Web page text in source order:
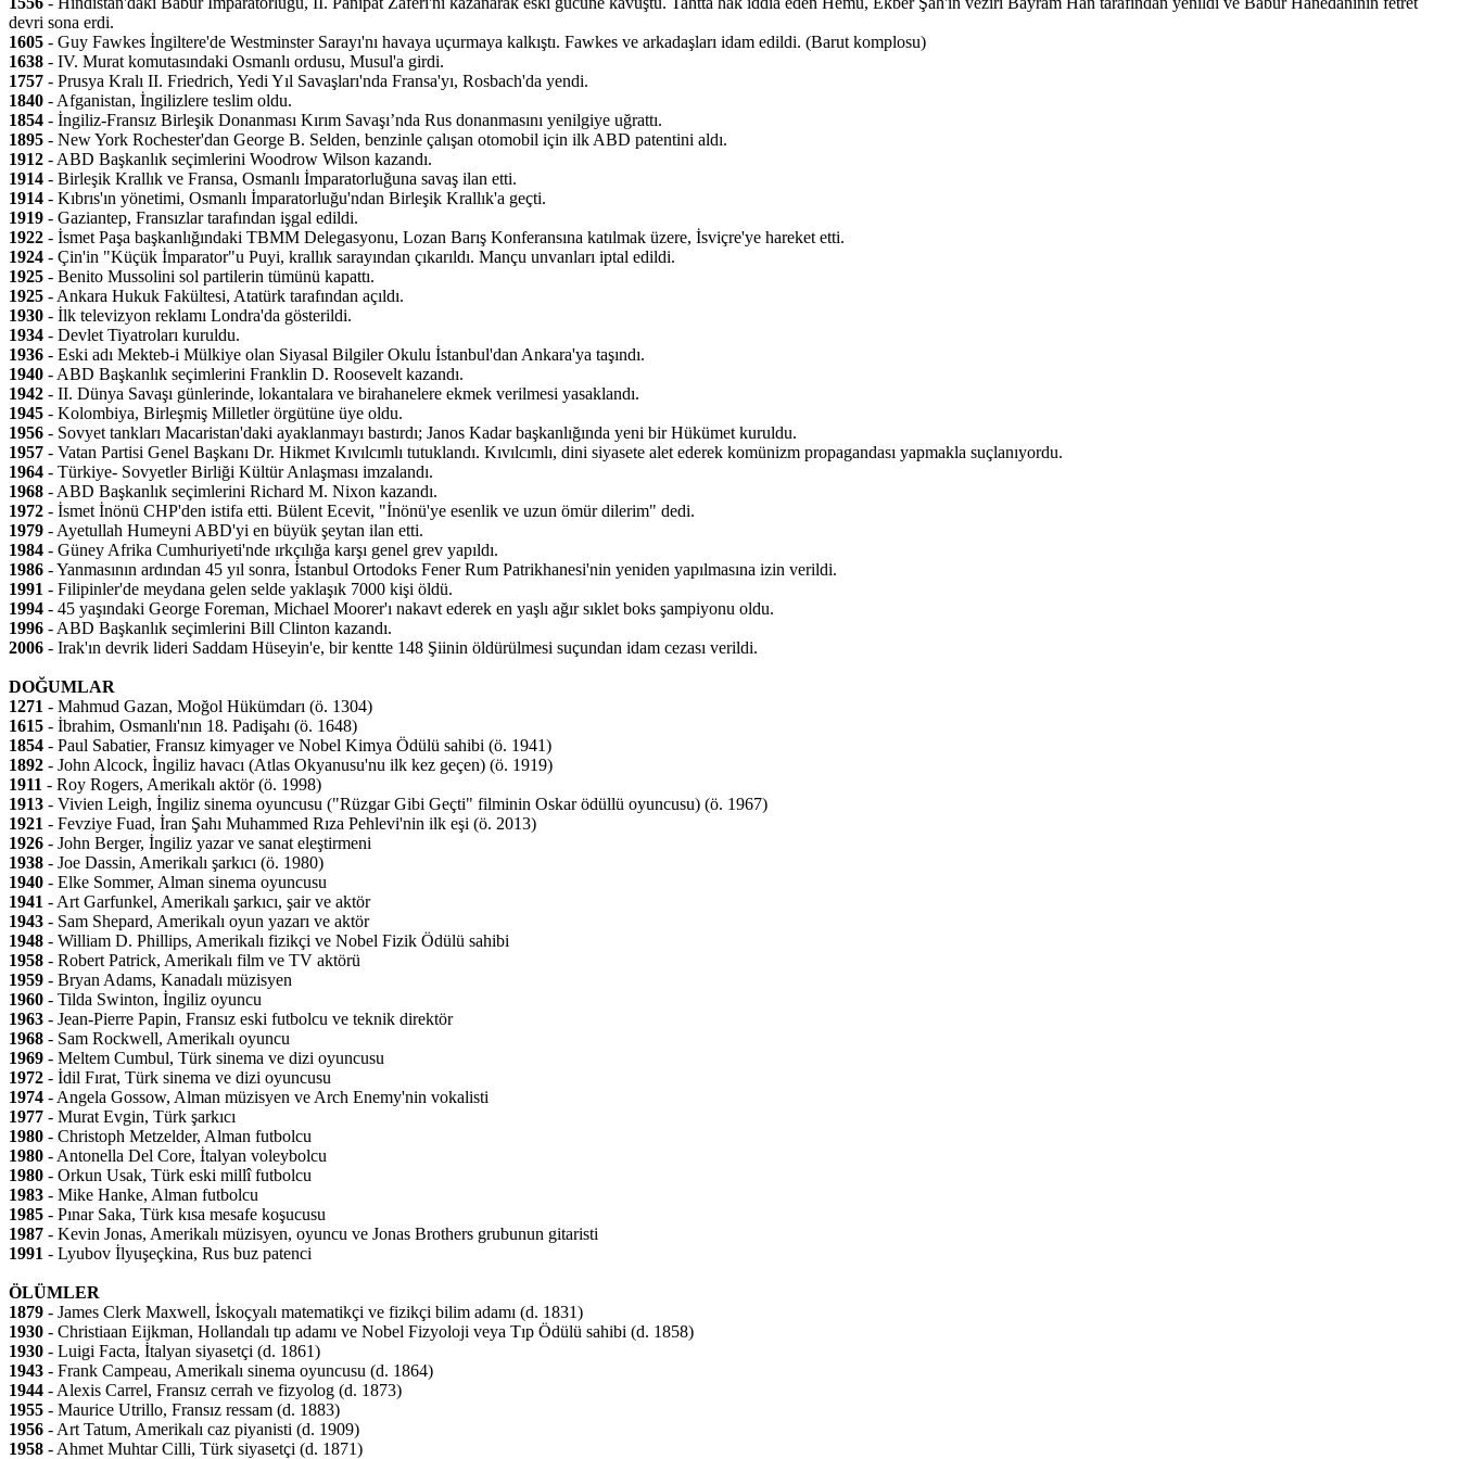
devri sona erdi.
1605 - Guy Fawkes İngiltere'de Westminster Sarayı'nı havaya uçurmaya kalkıştı. Fawkes ve arkadaşları idam edildi. (Barut komplosu)
1638 - IV. Murat komutasındaki Osmanlı ordusu, Musul'a girdi.
1757 - Prusya Kralı II. Friedrich, Yedi Yıl Savaşları'nda Fransa'yı, Rosbach'da yendi.
1840 - Afganistan, İngilizlere teslim oldu.
1854 - İngiliz-Fransız Birleşik Donanması Kırım Savaşı’nda Rus donanmasını yenilgiye uğrattı.
1895 - New York Rochester'dan George B. Selden, benzinle çalışan otomobil için ilk ABD patentini aldı.
1912 - ABD Başkanlık seçimlerini Woodrow Wilson kazandı.
1914 - Birleşik Krallık ve Fransa, Osmanlı İmparatorluğuna savaş ilan etti.
1914 - Kıbrıs'ın yönetimi, Osmanlı İmparatorluğu'ndan Birleşik Krallık'a geçti.
1919 - Gaziantep, Fransızlar tarafından işgal edildi.
1922 - İsmet Paşa başkanlığındaki TBMM Delegasyonu, Lozan Barış Konferansına katılmak üzere, İsviçre'ye hareket etti.
1924 - Çin'in "Küçük İmparator"u Puyi, krallık sarayından çıkarıldı. Mançu unvanları iptal edildi.
1925 - Benito Mussolini sol partilerin tümünü kapattı.
1925 - Ankara Hukuk Fakültesi, Atatürk tarafından açıldı.
1930 - İlk televizyon reklamı Londra'da gösterildi.
1934 - Devlet Tiyatroları kuruldu.
1936 - Eski adı Mekteb-i Mülkiye olan Siyasal Bilgiler Okulu İstanbul'dan Ankara'ya taşındı.
1940 - ABD Başkanlık seçimlerini Franklin D. Roosevelt kazandı.
1942 - II. Dünya Savaşı günlerinde, lokantalara ve birahanelere ekmek verilmesi yasaklandı.
1945 - Kolombiya, Birleşmiş Milletler örgütüne üye oldu.
1956 - Sovyet tankları Macaristan'daki ayaklanmayı bastırdı; Janos Kadar başkanlığında yeni bir Hükümet kuruldu.
1957 - Vatan Partisi Genel Başkanı Dr. Hikmet Kıvılcımlı tutuklandı. Kıvılcımlı, dini siyasete alet ederek komünizm propagandası yapmakla suçlanıyordu.
1964 - Türkiye- Sovyetler Birliği Kültür Anlaşması imzalandı.
1968 - ABD Başkanlık seçimlerini Richard M. Nixon kazandı.
1972 - İsmet İnönü CHP'den istifa etti. Bülent Ecevit, "İnönü'ye esenlik ve uzun ömür dilerim" dedi.
1979 - Ayetullah Humeyni ABD'yi en büyük şeytan ilan etti.
1984 - Güney Afrika Cumhuriyeti'nde ırkçılığa karşı genel grev yapıldı.
1986 - Yanmasının ardından 45 yıl sonra, İstanbul Ortodoks Fener Rum Patrikhanesi'nin yeniden yapılmasına izin verildi.
1991 - Filipinler'de meydana gelen selde yaklaşık 7000 kişi öldü.
1994 - 45 yaşındaki George Foreman, Michael Moorer'ı nakavt ederek en yaşlı ağır sıklet boks şampiyonu oldu.
1996 - ABD Başkanlık seçimlerini Bill Clinton kazandı.
2006 - Irak'ın devrik lideri Saddam Hüseyin'e, bir kentte 148 Şiinin öldürülmesi suçundan idam cezası verildi.
DOĞUMLAR
1271 - Mahmud Gazan, Moğol Hükümdarı (ö. 1304)
1615 - İbrahim, Osmanlı'nın 18. Padişahı (ö. 1648)
1854 - Paul Sabatier, Fransız kimyager ve Nobel Kimya Ödülü sahibi (ö. 1941)
1892 - John Alcock, İngiliz havacı (Atlas Okyanusu'nu ilk kez geçen) (ö. 1919)
1911 - Roy Rogers, Amerikalı aktör (ö. 1998)
1913 - Vivien Leigh, İngiliz sinema oyuncusu ("Rüzgar Gibi Geçti" filminin Oskar ödüllü oyuncusu) (ö. 1967)
1921 - Fevziye Fuad, İran Şahı Muhammed Rıza Pehlevi'nin ilk eşi (ö. 2013)
1926 - John Berger, İngiliz yazar ve sanat eleştirmeni
1938 - Joe Dassin, Amerikalı şarkıcı (ö. 1980)
1940 - Elke Sommer, Alman sinema oyuncusu
1941 - Art Garfunkel, Amerikalı şarkıcı, şair ve aktör
1943 - Sam Shepard, Amerikalı oyun yazarı ve aktör
1948 - William D. Phillips, Amerikalı fizikçi ve Nobel Fizik Ödülü sahibi
1958 - Robert Patrick, Amerikalı film ve TV aktörü
1959 - Bryan Adams, Kanadalı müzisyen
1960 - Tilda Swinton, İngiliz oyuncu
1963 - Jean-Pierre Papin, Fransız eski futbolcu ve teknik direktör
1968 - Sam Rockwell, Amerikalı oyuncu
1969 - Meltem Cumbul, Türk sinema ve dizi oyuncusu
1972 - İdil Fırat, Türk sinema ve dizi oyuncusu
1974 - Angela Gossow, Alman müzisyen ve Arch Enemy'nin vokalisti
1977 - Murat Evgin, Türk şarkıcı
1980 - Christoph Metzelder, Alman futbolcu
1980 - Antonella Del Core, İtalyan voleybolcu
1980 - Orkun Usak, Türk eski millî futbolcu
1983 - Mike Hanke, Alman futbolcu
1985 - Pınar Saka, Türk kısa mesafe koşucusu
1987 - Kevin Jonas, Amerikalı müzisyen, oyuncu ve Jonas Brothers grubunun gitaristi
1991 - Lyubov İlyuşeçkina, Rus buz patenci
ÖLÜMLER
1879 - James Clerk Maxwell, İskoçyalı matematikçi ve fizikçi bilim adamı (d. 1831)
1930 - Christiaan Eijkman, Hollandalı tıp adamı ve Nobel Fizyoloji veya Tıp Ödülü sahibi (d. 1858)
1930 - Luigi Facta, İtalyan siyasetçi (d. 1861)
1943 - Frank Campeau, Amerikalı sinema oyuncusu (d. 1864)
1944 - Alexis Carrel, Fransız cerrah ve fizyolog (d. 1873)
1955 - Maurice Utrillo, Fransız ressam (d. 1883)
1956 - Art Tatum, Amerikalı caz piyanisti (d. 1909)
1958 - Ahmet Muhtar Cilli, Türk siyasetçi (d. 1871)